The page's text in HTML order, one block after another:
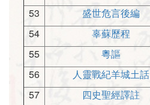
53 盛世危言後編
54
辜蘇歷程
55
粵謳
56
人靈戰紀羊城土話
57
四史聖經譯註